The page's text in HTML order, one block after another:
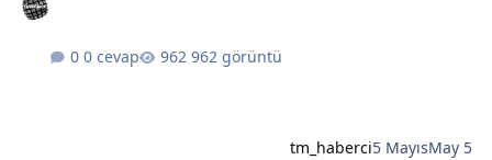
0 cevap 962 görüntü
tm_haberci5 MayısMay 5